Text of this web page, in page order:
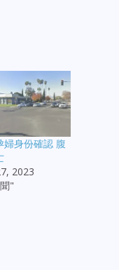
婦身份確認 腹
2023
"